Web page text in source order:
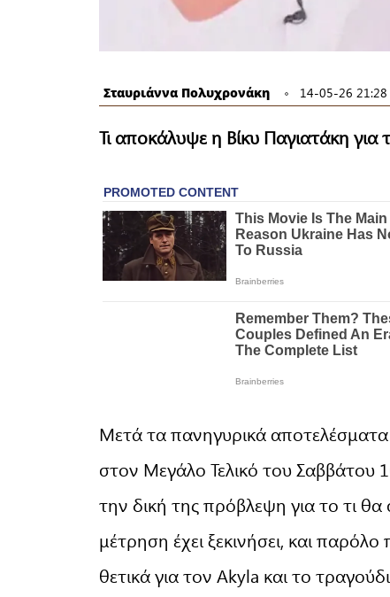
Σταυριάννα Πολυχρονάκη 14-05-26 21:28
Τι αποκάλυψε η Βίκυ Παγιατάκη
Μετά τα πανηγυρικά
στον Μεγάλο Τελικό του Σαββάτου
την δική της πρόβλεψη για το τι
μέτρηση έχει ξεκινήσει, και
θετικά για τον Akyla και το